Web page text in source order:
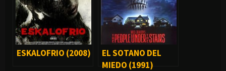
ESKALOFRIO (2008)
EL SOTANO DEL
MIEDO (1991)